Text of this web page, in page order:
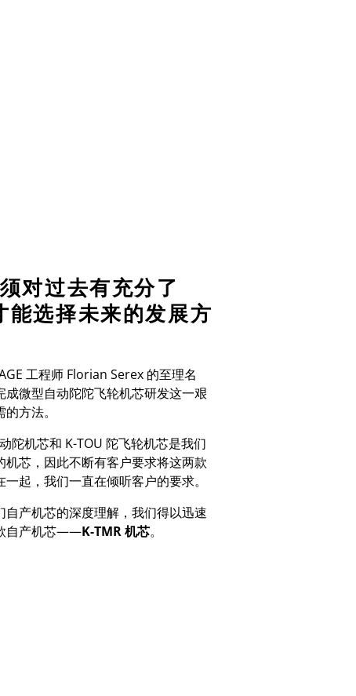
对过去有充分了
能选择未来的发展方
工程师 Florian Serex 的至理名
成微型自动陀陀飞轮机芯研发这一艰
方法。
陀机芯和 K-TOU 陀飞轮机芯是我们
机芯，因此不断有客户要求将这两款
一起，我们一直在倾听客户的要求。
自产机芯的深度理解，我们得以迅速
自产机芯——K-TMR机芯。